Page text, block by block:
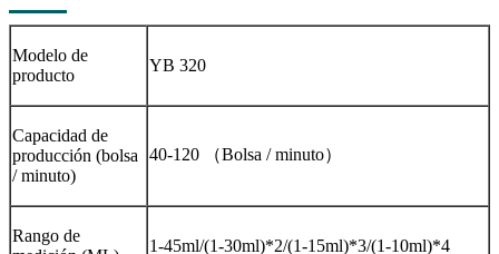
Modelo de
producto
YB 320
Capacidad de
producción (bolsa
/ minuto)
40-120 （Bolsa / minuto）
Rango de
1-45ml/(1-30ml)*2/(1-15ml)*3/(1-10ml)*4